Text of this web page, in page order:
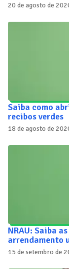
20 de agosto de
Saiba como
recibos verdes
18 de agosto de
NRAU: Saiba
arrendamento
15 de setembro de